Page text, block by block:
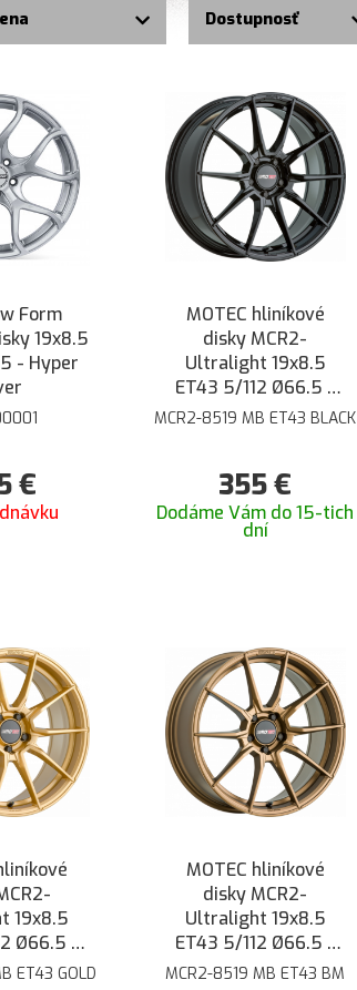
Dostupnosť
Form
19x8.5
- Hyper
€
MOTEC hliníkové
disky MCR2-
Ultralight 19x8.5
ET43 5/112 Ø66.5 -
Čierna lesklá
MCR2-8519 MB ET43 BLACK
355€
Dodáme Vám do 15-tich
dní
19x8.5
Ø66.5 -
ET43 GOLD
MOTEC hliníkové
disky MCR2-
Ultralight 19x8.5
ET43 5/112 Ø66.5 -
Bronzová matná
MCR2-8519 MB ET43 BM